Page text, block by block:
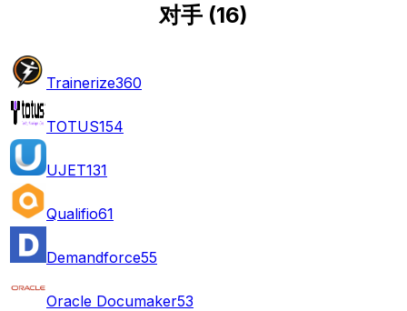
对手 (16)
Trainerize360
TOTUS154
UJET131
Qualifio61
Demandforce55
Oracle Documaker53